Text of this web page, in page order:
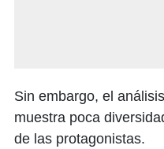
Sin embargo, el
muestra poca
de las protagonistas.